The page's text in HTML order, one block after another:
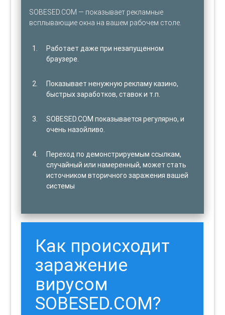
SOBESED.COM — показывает рекламные
всплывающие окна на вашем рабочем столе.
Работает даже при незапущенном
браузере.
Показывает ненужную рекламу казино,
быстрых заработков, ставок и т.п.
SOBESED.COM показывается регулярно, и
очень назойливо.
Переход по демонстрируемым ссылкам,
случайный или намеренный, может стать
источником вторичного заражения вашей
системы
Как происходит
заражение
вирусом
SOBESED.COM?